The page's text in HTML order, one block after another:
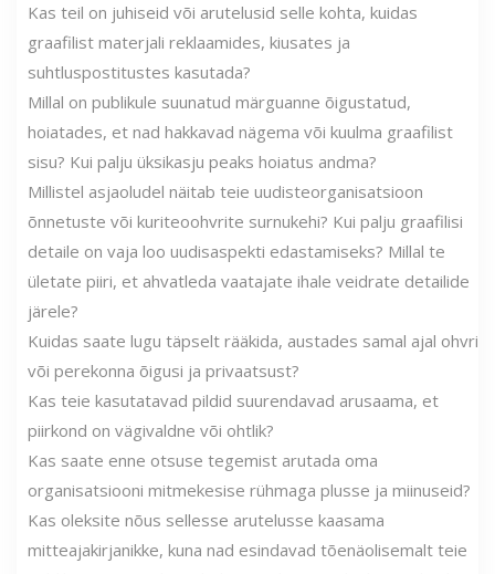
Kas teil on juhiseid või arutelusid selle kohta, kuidas
graafilist materjali reklaamides, kiusates ja
suhtluspostitustes kasutada?
Millal on publikule suunatud märguanne õigustatud,
hoiatades, et nad hakkavad nägema või kuulma graafilist
sisu? Kui palju üksikasju peaks hoiatus andma?
Millistel asjaoludel näitab teie uudisteorganisatsioon
õnnetuste või kuriteoohvrite surnukehi? Kui palju graafilisi
detaile on vaja loo uudisaspekti edastamiseks? Millal te
ületate piiri, et ahvatleda vaatajate ihale veidrate detailide
järele?
Kuidas saate lugu täpselt rääkida, austades samal ajal ohvri
või perekonna õigusi ja privaatsust?
Kas teie kasutatavad pildid suurendavad arusaama, et
piirkond on vägivaldne või ohtlik?
Kas saate enne otsuse tegemist arutada oma
organisatsiooni mitmekesise rühmaga plusse ja miinuseid?
Kas oleksite nõus sellesse arutelusse kaasama
mitteajakirjanikke, kuna nad esindavad tõenäolisemalt teie